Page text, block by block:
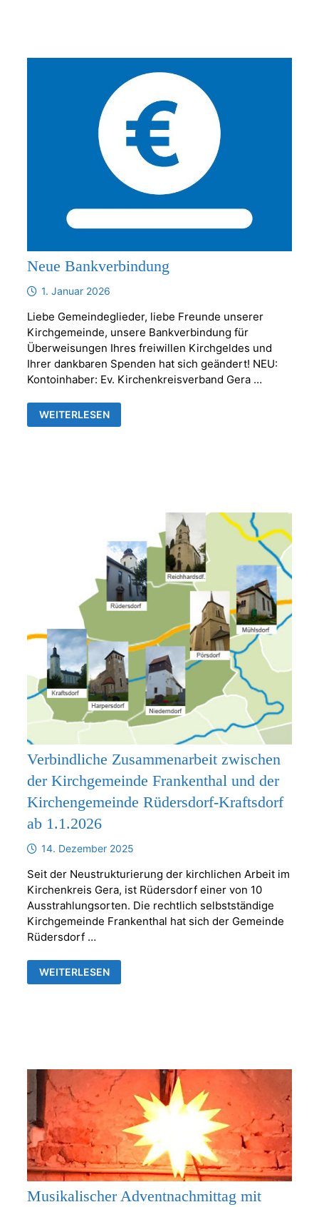
Neue Bankverbindung
1. Januar 2026
Liebe Gemeindeglieder, liebe Freunde unserer
Kirchgemeinde, unsere Bankverbindung für
Überweisungen Ihres freiwillen Kirchgeldes und
Ihrer dankbaren Spenden hat sich geändert! NEU:
Kontoinhaber: Ev. Kirchenkreisverband Gera …
NEUE
BANKVERBINDUNG
WEITERLESEN
Verbindliche Zusammenarbeit zwischen
der Kirchgemeinde Frankenthal und der
Kirchengemeinde Rüdersdorf-Kraftsdorf
ab 1.1.2026
14. Dezember 2025
Seit der Neustrukturierung der kirchlichen Arbeit im
Kirchenkreis Gera, ist Rüdersdorf einer von 10
Ausstrahlungsorten. Die rechtlich selbstständige
Kirchgemeinde Frankenthal hat sich der Gemeinde
Rüdersdorf …
VERBINDLICHE
ZUSAMMENARBEIT
ZWISCHEN
KRAFTSDORF
AB
1.1.2026
WEITERLESEN
Musikalischer Adventnachmittag mit